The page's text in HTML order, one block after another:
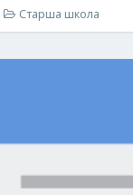
Старша школа